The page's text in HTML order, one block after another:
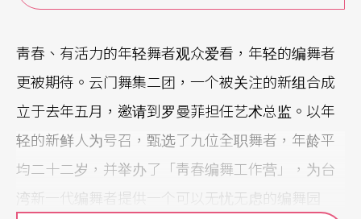
靑春、有活力的年轻舞者观众爱看，年轻的编舞者
更被期待。云门舞集二团，一个被关注的新组合成
立于去年五月，邀请到罗曼菲担任艺术总监。以年
轻的新鲜人为号召，甄选了九位全职舞者，年龄平
均二十二岁，并举办了「靑春编舞工作营」，为台
湾新一代编舞者提供一个可以无忧无虑的编舞园